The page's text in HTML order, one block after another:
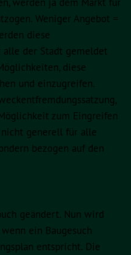
Weniger Angebot =
diese
alle der Stadt gemeldet
diese
und einzugreifen.
zum Eingreifen
generell für alle
bezogen auf den
geändert. Nun wird
ein Baugesuch
entspricht. Die